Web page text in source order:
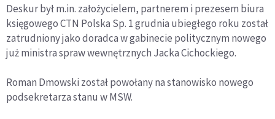
Deskur był m.in. założycielem, partnerem i prezesem biura
księgowego CTN Polska Sp. 1 grudnia ubiegłego roku został
zatrudniony jako doradca w gabinecie politycznym nowego
już ministra spraw wewnętrznych Jacka Cichockiego.
Roman Dmowski został powołany na stanowisko nowego
podsekretarza stanu w MSW.